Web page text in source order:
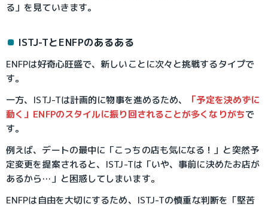
る」を見ていきます。
ISTJ-TとENFPのあるある
ENFPは好奇心旺盛で、新しいことに次々と挑戦するタイプで
す。
一方、ISTJ-Tは計画的に物事を進めるため、
「予定を決めずに
動く」ENFPのスタイルに振り回されることが多くなりがちで
す。
例えば、デートの最中に「こっちの店も気になる！」と突然予
定変更を提案されると、ISTJ-Tは「いや、事前に決めたお店が
あるから…」と困惑してしまいます。
ENFPは自由を大切にするため、ISTJ-Tの慎重な判断を「堅苦